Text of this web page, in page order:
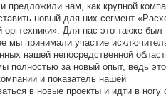
предложили нам, как крупной
новый для них сегмент
Для нас это также был
мы принимали участие
нашей непосредственной
полностью за новый опыт, ведь это
и показатель нашей
в новые проекты и идти в ногу